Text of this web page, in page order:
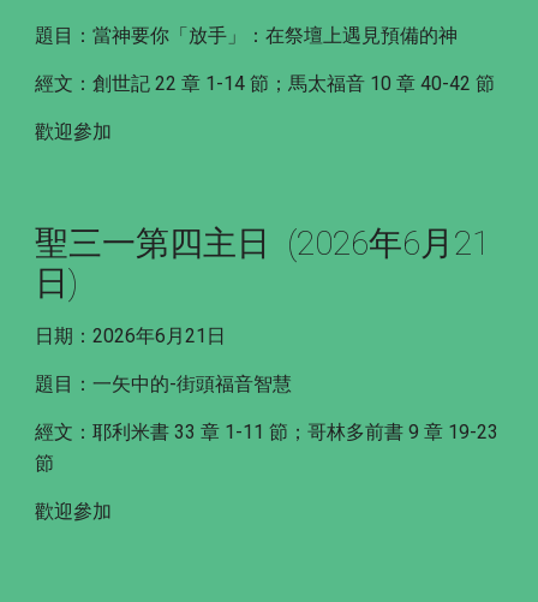
題目：當神要你「放手」：在祭壇上遇見預備的神
經文：創世記 22 章 1-14 節；馬太福音 10 章 40-42 節
歡迎參加
聖三一第四主日 (2026年6月21
日)
日期：2026年6月21日
題目：一矢中的-街頭福音智慧
經文：耶利米書 33 章 1-11 節；哥林多前書 9 章 19-23
節
歡迎參加